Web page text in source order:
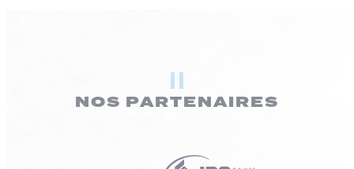
NOS PARTENAIRES